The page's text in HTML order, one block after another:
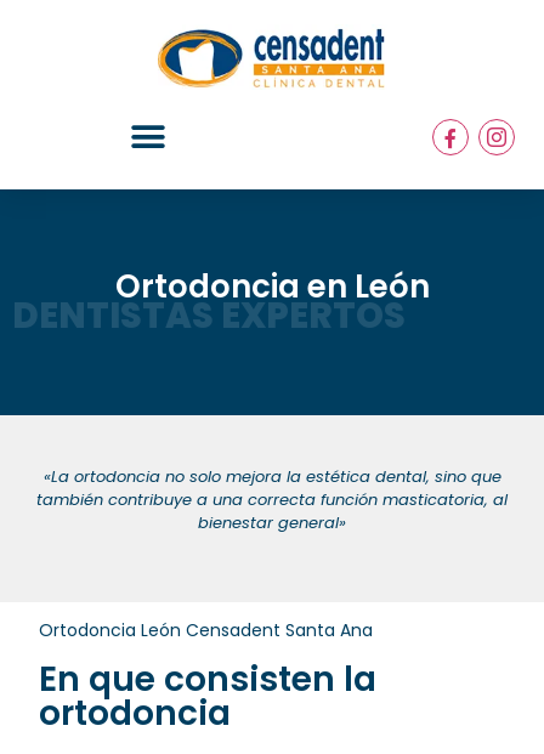
Ortodoncia en León
DENTISTAS EXPERTOS
«La ortodoncia no solo mejora la estética dental, sino que
también contribuye a una correcta función masticatoria, al
bienestar general»
Ortodoncia León Censadent Santa Ana
En que consisten la
ortodoncia